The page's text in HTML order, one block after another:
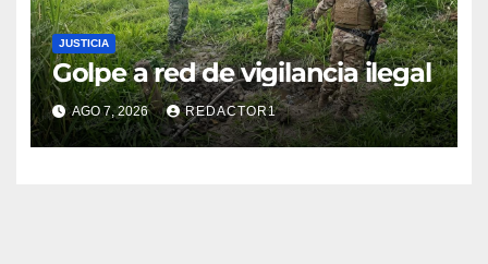
JUSTICIA
Golpe a red de vigilancia ilegal
AGO 7, 2026 REDACTOR1